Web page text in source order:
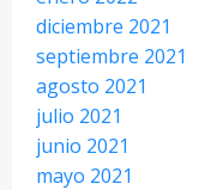
diciembre 2021
septiembre 2021
agosto 2021
julio 2021
junio 2021
mayo 2021